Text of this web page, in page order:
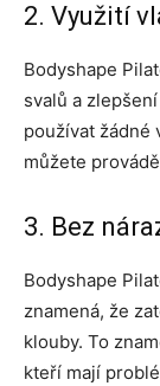
2. Využití
Bodyshape
svalů a
používat žádné
můžete
3. Bez
Bodyshape
znamená, že
klouby. To
kteří mají